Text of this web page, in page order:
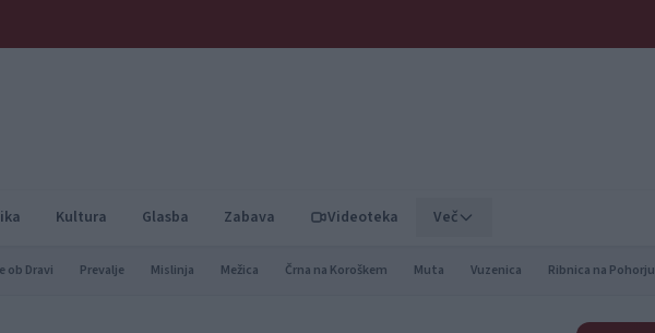
Kultura Glasba Zabava Videoteka Več
ob Dravi Prevalje Mislinja Mežica Črna na Koroškem Muta Vuzenica Ribnica na Pohorju